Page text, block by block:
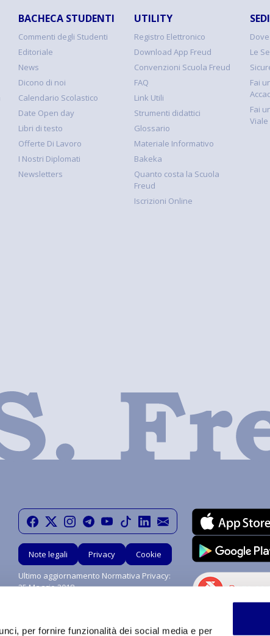
per fornire funzionalità dei social media e per
BACHECA STUDENTI
Commenti degli Studenti
Editoriale
News
Dicono di noi
Calendario Scolastico
Date Open day
Libri di testo
Offerte Di Lavoro
I Nostri Diplomati
Newsletters
UTILITY
Registro Elettronico
Download App Freud
Convenzioni Scuola Freud
FAQ
Link Utili
Strumenti didattici
Glossario
Materiale Informativo
Bakeka
Quanto costa la Scuola
Freud
Iscrizioni Online
Le
Fai
Fai
Viale
Note legali Privacy
Cookie
Ultimo aggiornamento Normativa Privacy:
25 Maggio 2018